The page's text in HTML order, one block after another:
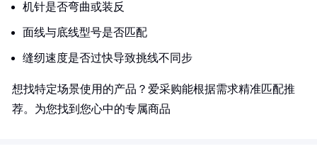
机针是否弯曲或装反
面线与底线型号是否匹配
缝纫速度是否过快导致挑线不同步
想找特定场景使用的产品？爱采购能根据需求精准匹配推
荐。为您找到您心中的专属商品